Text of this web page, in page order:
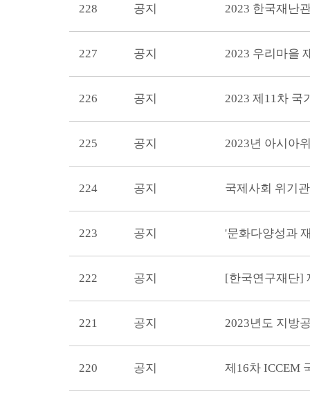
228 공지 2023 한국재난
227 공지 2023 우리마을
226 공지 2023 제11차 국
225 공지 2023년 아시아
224 공지
223 공지 '문화다양성과
222 공지
221 공지 2023년도 지방
220 공지 제16차 ICCEM